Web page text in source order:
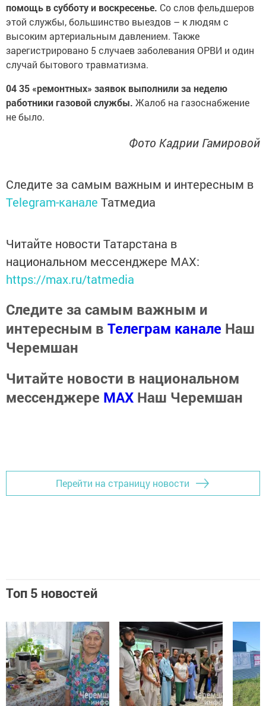
помощь в субботу и воскресенье. Со слов фельдшеров
этой службы, большинство выездов – к людям с
высоким артериальным давлением. Также
зарегистрировано 5 случаев заболевания ОРВИ и один
случай бытового травматизма.
04 35 «ремонтных» заявок выполнили за неделю
работники газовой службы. Жалоб на газоснабжение
не было.
Фото Кадрии Гамировой
Следите за самым важным и интересным в
Telegram-канале Татмедиа
Читайте новости Татарстана в
национальном мессенджере MАХ:
https://max.ru/tatmedia
Следите за самым важным и
интересным в Телеграм канале Наш
Черемшан
Читайте новости в национальном
мессенджере MАХ Наш Черемшан
Перейти на страницу новости
Топ 5 новостей